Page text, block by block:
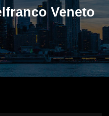
Veneto